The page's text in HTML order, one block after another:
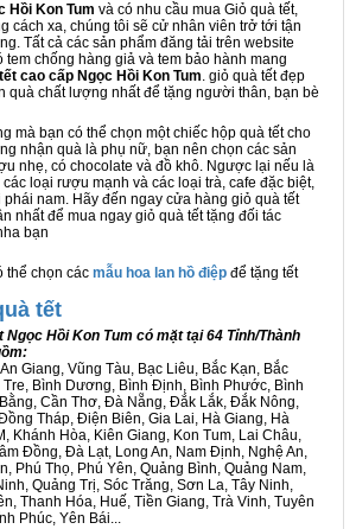
Hồi Kon Tum và có nhu cầu mua Giỏ quà tết,
cách xa, chúng tôi sẽ cử nhân viên trở tới tận
Tất cả các sản phẩm đăng tải trên website
tem chống hàng giả và tem bảo hành mang
cao cấp Ngọc Hồi Kon Tum. giỏ quà tết đẹp
quà chất lượng nhất để tặng người thân, bạn bè
mà bạn có thể chọn một chiếc hộp quà tết cho
nhận quà là phụ nữ, bạn nên chọn các sản
nhẹ, có chocolate và đồ khô. Ngược lại nếu là
loại rượu mạnh và các loại trà, cafe đặc biệt,
nam. Hãy đến ngay cửa hàng giỏ quà tết
nhất để mua ngay giỏ quà tết tặng đối tác
bạn
thể chọn các mẫu hoa lan hồ điệp để tặng tết
tết
Ngọc Hồi Kon Tum có mặt tại 64 Tỉnh/Thành
Giang, Vũng Tàu, Bạc Liêu, Bắc Kạn, Bắc
Tre, Bình Dương, Bình Định, Bình Phước, Bình
Cần Thơ, Đà Nẵng, Đắk Lắk, Đắk Nông,
Tháp, Điện Biên, Gia Lai, Hà Giang, Hà
Khánh Hòa, Kiên Giang, Kon Tum, Lai Châu,
Đồng, Đà Lạt, Long An, Nam Định, Nghệ An,
Phú Thọ, Phú Yên, Quảng Bình, Quảng Nam,
Quảng Trị, Sóc Trăng, Sơn La, Tây Ninh,
Thanh Hóa, Huế, Tiền Giang, Trà Vinh, Tuyên
Phúc, Yên Bái...